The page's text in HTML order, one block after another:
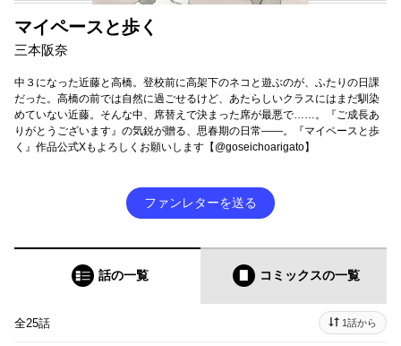
マイペースと歩く
三本阪奈
中３になった近藤と高橋。登校前に高架下のネコと遊ぶのが、ふたりの日課
だった。高橋の前では自然に過ごせるけど、あたらしいクラスにはまだ馴染
めていない近藤。そんな中、席替えで決まった席が最悪で……。『ご成長あ
りがとうございます』の気鋭が贈る、思春期の日常――。『マイペースと歩
く』作品公式Xもよろしくお願いします【@goseichoarigato】
ファンレターを送る
話の一覧 コミックスの一覧
全25話 1話から